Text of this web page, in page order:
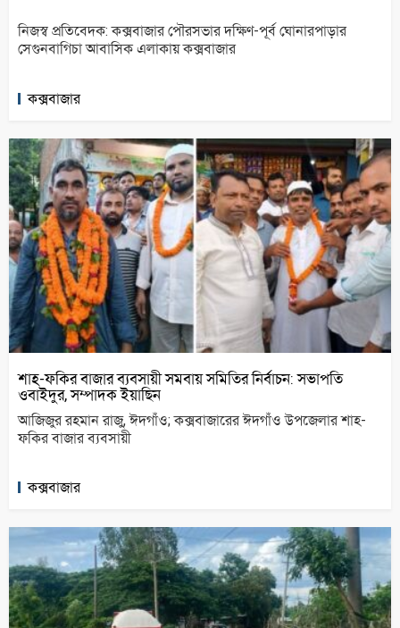
নিজস্ব প্রতিবেদক: কক্সবাজার পৌরসভার দক্ষিণ-পূর্ব ঘোনারপাড়ার
সেগুনবাগিচা আবাসিক এলাকায় কক্সবাজার
কক্সবাজার
শাহ-ফকির বাজার ব্যবসায়ী সমবায় সমিতির নির্বাচন: সভাপতি
ওবাইদুর, সম্পাদক ইয়াছিন
আজিজুর রহমান রাজু, ঈদগাঁও; কক্সবাজারের ঈদগাঁও উপজেলার শাহ-
ফকির বাজার ব্যবসায়ী
কক্সবাজার